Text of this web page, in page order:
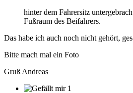
hinterdem Fahrersitz
Fußraum des Beifahrers.
Das habe ich auch noch nicht gehört,
Bitte mach mal ein Foto
Gruß Andreas
1